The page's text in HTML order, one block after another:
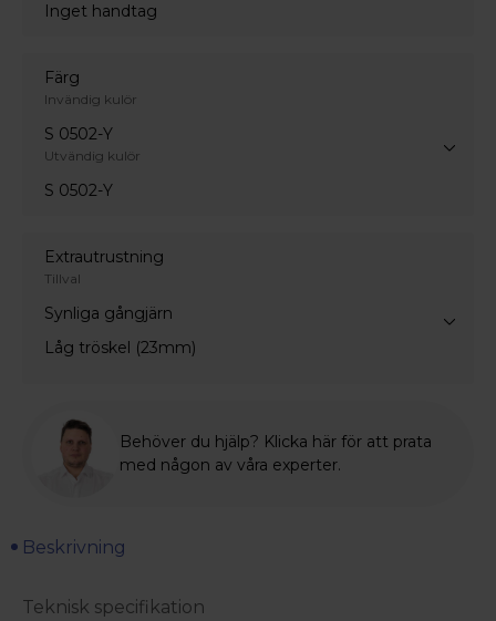
Inget handtag
Färg
Invändig kulör
S 0502-Y
Utvändig kulör
S 0502-Y
Extrautrustning
Tillval
Synliga gångjärn
Låg tröskel (23mm)
Behöver du hjälp? Klicka här för att prata
med någon av våra experter.
Beskrivning
Teknisk specifikation